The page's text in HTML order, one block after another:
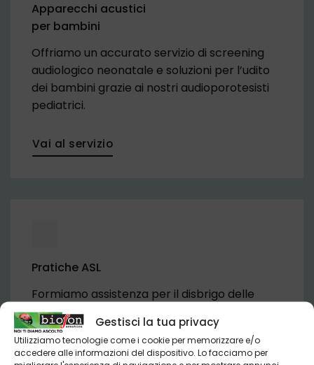
Gestisci la tua privacy
Utilizziamo tecnologie come i cookie per memorizzare e/o
accedere alle informazioni del dispositivo. Lo facciamo per
Apparecchi acustici
per bambini
Offriamo un accurato servizio di screening
audiologico neonatale e soluzioni per l’udito
dei bambini grazie ai nostri audioporotesisti
pediatrici.
Vai al servizio
Pratiche ASL
Formiamo assistenza per il disbrigo delle
pratiche ASL per la fornitura delle protesi
acustiche.